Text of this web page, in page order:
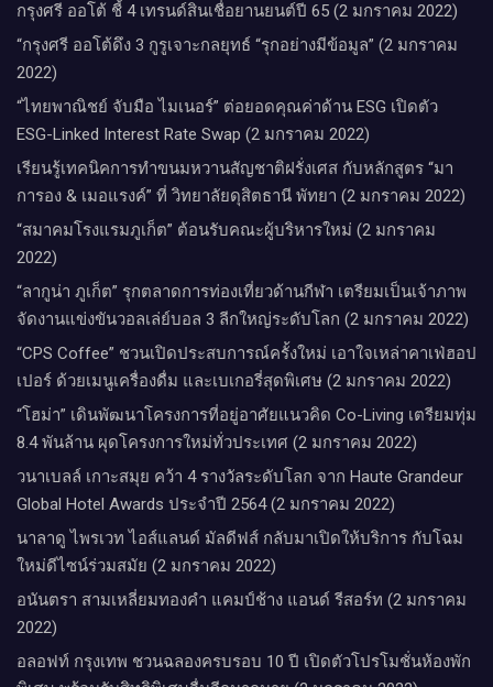
กรุงศรี ออโต้ ชี้ 4 เทรนด์สินเชื่อยานยนต์ปี 65 (2 มกราคม 2022)
“กรุงศรี ออโต้ดึง 3 กูรูเจาะกลยุทธ์ “รุกอย่างมีข้อมูล” (2 มกราคม
2022)
“ไทยพาณิชย์ จับมือ ไมเนอร์” ต่อยอดคุณค่าด้าน ESG เปิดตัว
ESG-Linked Interest Rate Swap (2 มกราคม 2022)
เรียนรู้เทคนิคการทำขนมหวานสัญชาติฝรั่งเศส กับหลักสูตร “มา
การอง & เมอแรงค์” ที่ วิทยาลัยดุสิตธานี พัทยา (2 มกราคม 2022)
“สมาคมโรงแรมภูเก็ต” ต้อนรับคณะผู้บริหารใหม่ (2 มกราคม
2022)
“ลากูน่า ภูเก็ต” รุกตลาดการท่องเที่ยวด้านกีฬา เตรียมเป็นเจ้าภาพ
จัดงานแข่งขันวอลเล่ย์บอล 3 ลีกใหญ่ระดับโลก (2 มกราคม 2022)
“CPS Coffee” ชวนเปิดประสบการณ์ครั้งใหม่ เอาใจเหล่าคาเฟ่ฮอป
เปอร์ ด้วยเมนูเครื่องดื่ม และเบเกอรี่สุดพิเศษ (2 มกราคม 2022)
“โฮม่า” เดินพัฒนาโครงการที่อยู่อาศัยแนวคิด Co-Living เตรียมทุ่ม
8.4 พันล้าน ผุดโครงการใหม่ทั่วประเทศ (2 มกราคม 2022)
วนาเบลล์ เกาะสมุย คว้า 4 รางวัลระดับโลก จาก Haute Grandeur
Global Hotel Awards ประจำปี 2564 (2 มกราคม 2022)
นาลาดู ไพรเวท ไอส์แลนด์ มัลดีฟส์ กลับมาเปิดให้บริการ กับโฉม
ใหม่ดีไซน์ร่วมสมัย (2 มกราคม 2022)
อนันตรา สามเหลี่ยมทองคำ แคมป์ช้าง แอนด์ รีสอร์ท (2 มกราคม
2022)
อลอฟท์ กรุงเทพ ชวนฉลองครบรอบ 10 ปี เปิดตัวโปรโมชั่นห้องพัก